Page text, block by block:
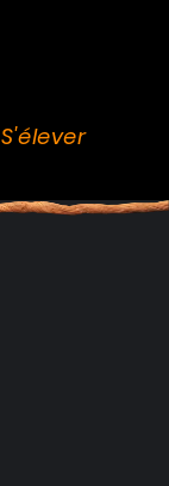
S'élever